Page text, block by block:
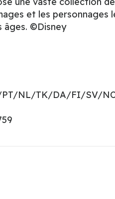
et les personnages
âges. ©Disney
NL/TK/DA/FI/SV/